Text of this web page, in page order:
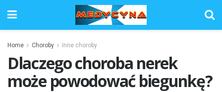
Home Choroby Inne choroby
Dlaczego choroba nerek
może powodować biegunkę?